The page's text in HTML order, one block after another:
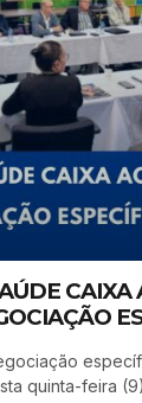
CAIXA
quinta-feira